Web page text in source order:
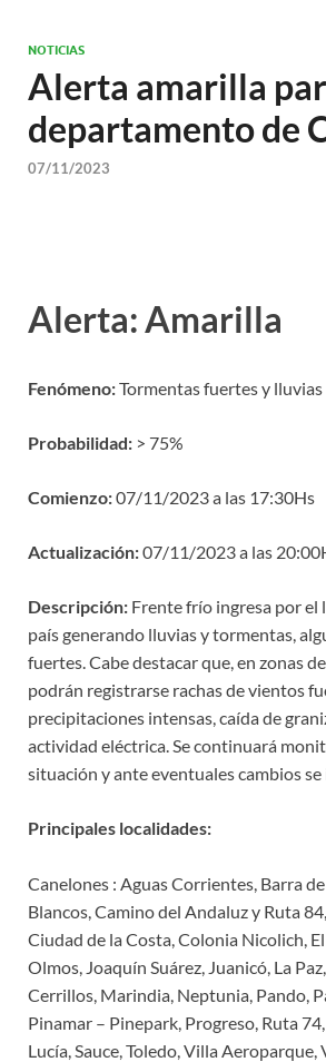
NOTICIAS
Alerta amarilla
departamento de
07/11/2023
Alerta: Amarilla
Fenómeno:Tormentas fuertes y
Probabilidad: > 75%
Comienzo:07/11/2023 a las 17:30Hs
Actualización:07/11/2023 a las
Descripción: Frente frío ingresa por el
país generando lluvias y tormentas,
fuertes. Cabe destacar que, en zonas
podrán registrarse rachas de vientos
precipitaciones intensas, caída de
actividad eléctrica. Se continuará
situación y ante eventuales cambios
Principales localidades:
Canelones : Aguas Corrientes, Barra
Blancos, Camino del Andaluz y Ruta
Ciudad de la Costa, Colonia Nicolich,
Olmos, Joaquín Suárez, Juanicó, La
Cerrillos, Marindia, Neptunia, Pando,
Pinamar – Pinepark, Progreso, Ruta
Lucía, Sauce, Toledo, Villa Aeroparque,